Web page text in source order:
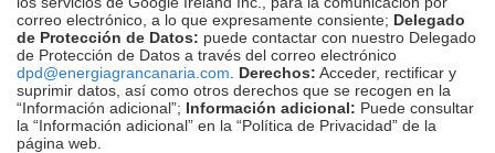
correo electrónico, a lo que expresamente consiente; Delegado
de Protección de Datos: puede contactar con nuestro Delegado
de Protección de Datos a través del correo electrónico
dpd@energiagrancanaria.com
Derechos: Acceder, rectificar y
suprimir datos, así como otros derechos que se recogen en la
“Información adicional”; Información adicional: Puede consultar
la “Información adicional” en la “Política de Privacidad” de la
página web.